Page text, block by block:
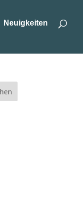
Neuigkeiten